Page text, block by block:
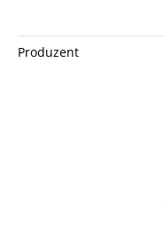
Produzent